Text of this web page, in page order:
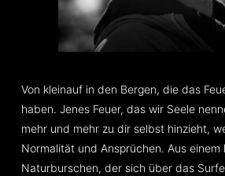
Von kleinauf in den Bergen, die das
haben. Jenes Feuer, das wir Seele
mehr und mehr zu dir selbst hinzieht,
Normalität und Ansprüchen. Aus einem
Naturburschen, der sich über das